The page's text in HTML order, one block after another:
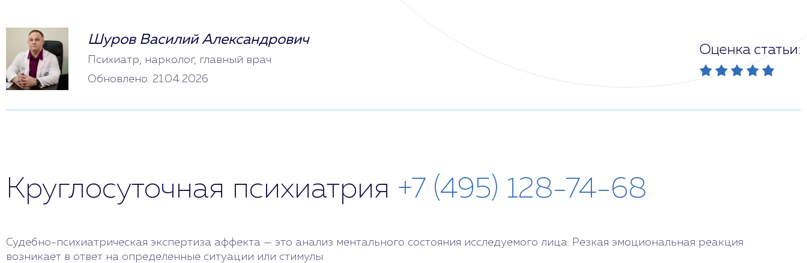
Шуров Василий Александрович
Психиатр, нарколог, главный врач
Обновлено: 21.04.2026
Оценка статьи:
Круглосуточная психиатрия +7 (495) 128-74-68
Судебно-психиатрическая экспертиза аффекта — это анализ ментального состояния исследуемого лица. Резкая эмоциональная реакция
возникает в ответ на определенные ситуации или стимулы.